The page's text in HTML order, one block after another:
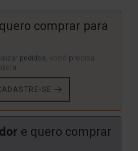
comprar para
pedidos, você precisa
SE
e quero comprar